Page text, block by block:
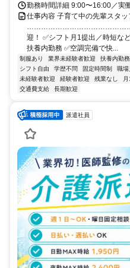
勤務時間詳細 9:00〜16:00／実
仕事内容 子育て中の先輩スタッ
………………………………………………
迎！ ✅シフト月1提出／時短な
扶養内勤務 ✅空調完備で快...
制服あり 業界未経験者歓迎 扶養内勤
シフト自由
学歴不問 固定時間制 職場
未経験者歓迎
経験者歓迎 残業なし
交通費支給
長期歓迎
派遣社員